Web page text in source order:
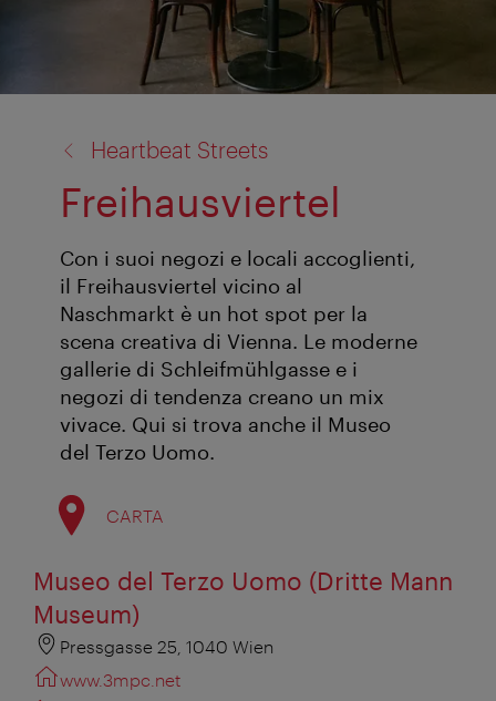
Heartbeat Streets
Freihausviertel
Con i suoi negozi e locali accoglienti,
il Freihausviertel vicino al
Naschmarkt è un hot spot per la
scena creativa di Vienna. Le moderne
gallerie di Schleifmühlgasse e i
negozi di tendenza creano un mix
vivace. Qui si trova anche il Museo
del Terzo Uomo.
CARTA
Museo del Terzo Uomo (Dritte Mann
Museum)
Pressgasse 25, 1040 Wien
www.3mpc.net